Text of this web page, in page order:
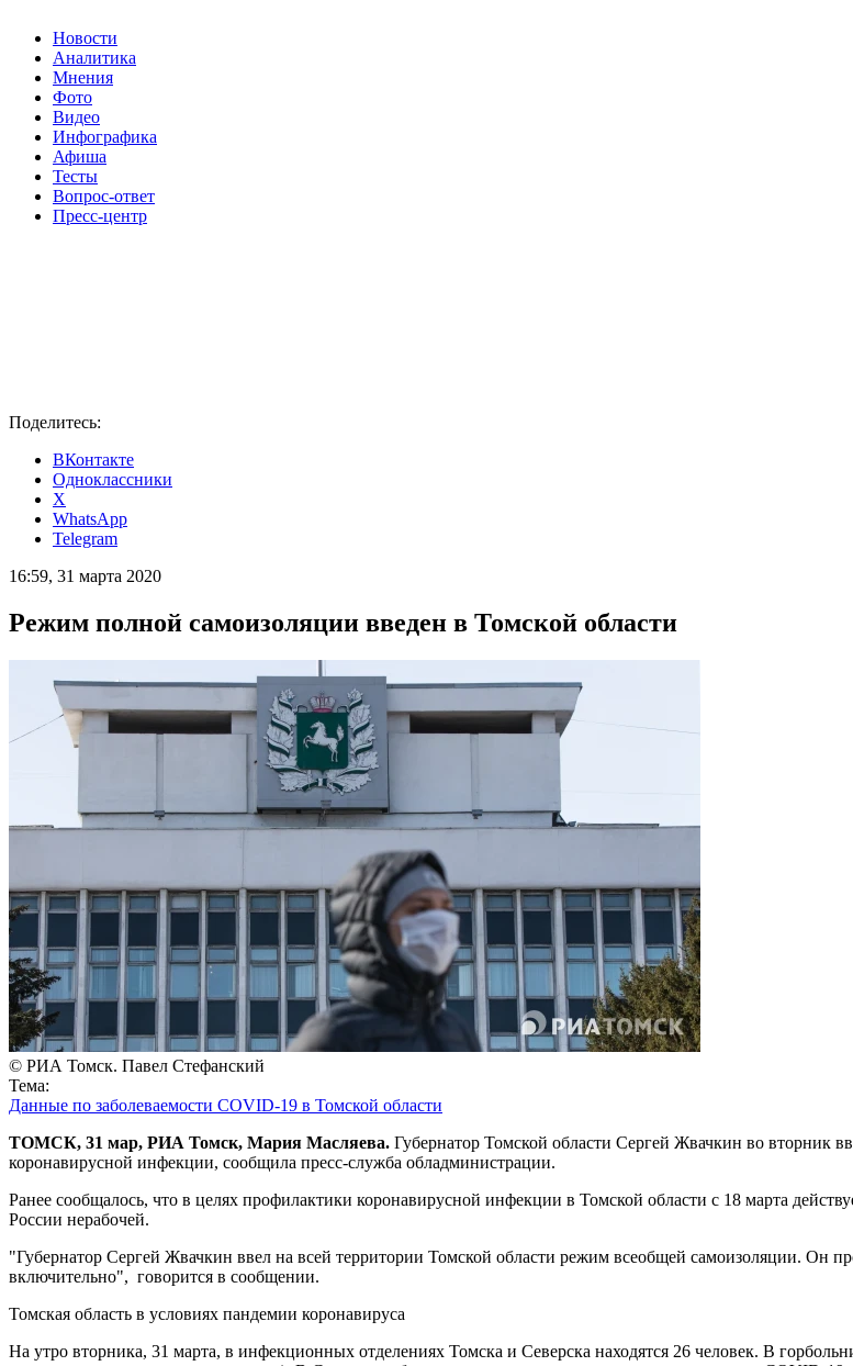
Новости
Аналитика
Мнения
Фото
Видео
Инфографика
Афиша
Тесты
Вопрос-ответ
Пресс-центр
Поделитесь:
ВКонтакте
Одноклассники
X
WhatsApp
Telegram
16:59, 31 марта 2020
Режим полной самоизоляции введен в Томской области
© РИА Томск. Павел Стефанский
Тема:
Данные по заболеваемости COVID-19 в Томской области
ТОМСК, 31 мар, РИА Томск, Мария Масляева. Губернатор Томской области Сергей Жвачкин во вторник
коронавирусной инфекции, сообщила пресс-служба обладминистрации.
Ранее сообщалось, что в целях профилактики коронавирусной инфекции в Томской области с 18 марта
России нерабочей.
"Губернатор Сергей Жвачкин ввел на всей территории Томской области режим всеобщей самоизоляции. Он
включительно", говорится в сообщении.
Томская область в условиях пандемии коронавируса
На утро вторника, 31 марта, в инфекционных отделениях Томска и Северска находятся 26 человек. В